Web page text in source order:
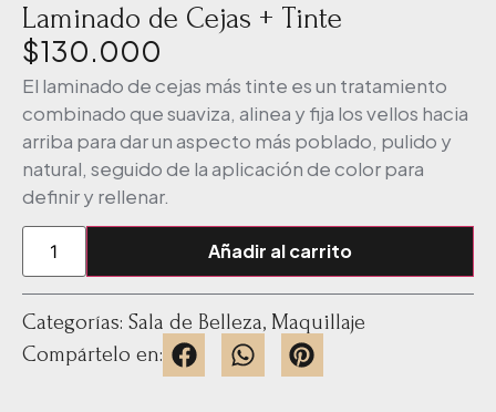
Laminado de Cejas + Tinte
$130.000
El laminado de cejas más tinte es un tratamiento
combinado que suaviza, alinea y fija los vellos hacia
arriba para dar un aspecto más poblado, pulido y
natural, seguido de la aplicación de color para
definir y rellenar.
Añadir al carrito
Categorías: Sala de Belleza, Maquillaje
Compártelo en: